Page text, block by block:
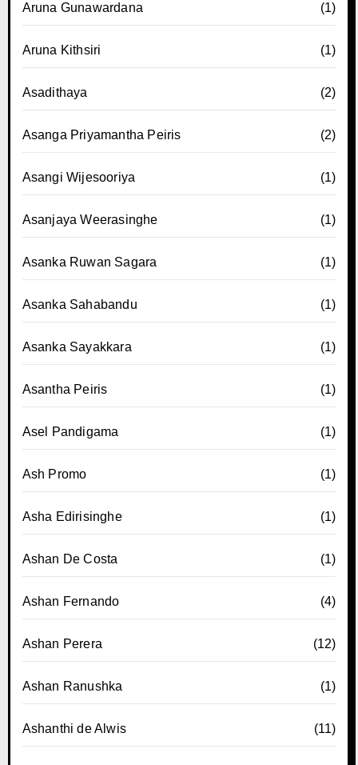
Aruna Gunawardana (1)
Aruna Kithsiri (1)
Asadithaya (2)
Asanga Priyamantha Peiris (2)
Asangi Wijesooriya (1)
Asanjaya Weerasinghe (1)
Asanka Ruwan Sagara (1)
Asanka Sahabandu (1)
Asanka Sayakkara (1)
Asantha Peiris (1)
Asel Pandigama (1)
Ash Promo (1)
Asha Edirisinghe (1)
Ashan De Costa (1)
Ashan Fernando (4)
Ashan Perera (12)
Ashan Ranushka (1)
Ashanthi de Alwis (11)